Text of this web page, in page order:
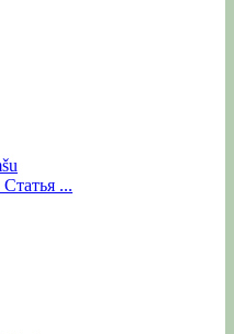
Статья ...